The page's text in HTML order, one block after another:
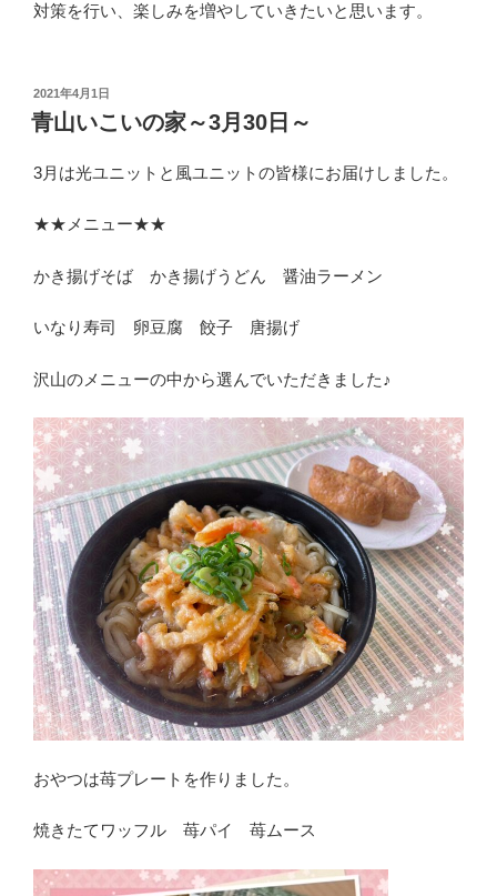
対策を行い、楽しみを増やしていきたいと思います。
投
稿
日:
2021年4月1日
青山いこいの家～3月30日～
3月は光ユニットと風ユニットの皆様にお届けしました。
★★メニュー★★
かき揚げそば かき揚げうどん 醤油ラーメン
いなり寿司 卵豆腐 餃子 唐揚げ
沢山のメニューの中から選んでいただきました♪
おやつは苺プレートを作りました。
焼きたてワッフル 苺パイ 苺ムース